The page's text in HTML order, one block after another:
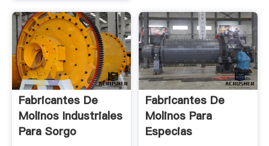
Fabricantes De
Molinos Industriales
Para Sorgo
Fabricantes De
Molinos Para
Especias